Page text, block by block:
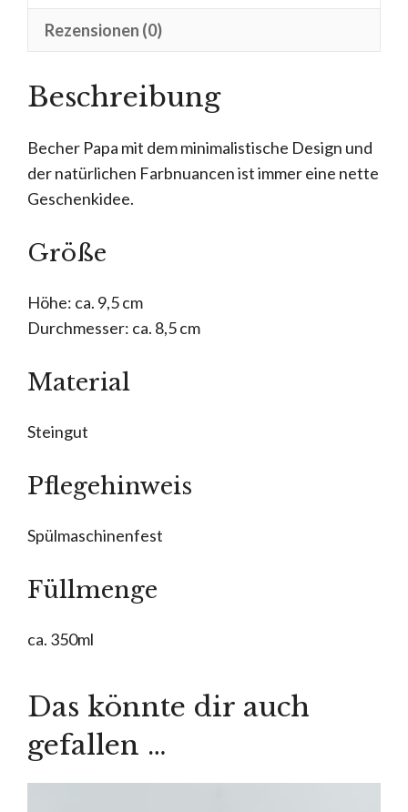
Rezensionen (0)
Beschreibung
Becher Papa mit dem minimalistische Design und
der natürlichen Farbnuancen ist immer eine nette
Geschenkidee.
Größe
Höhe: ca. 9,5 cm
Durchmesser: ca. 8,5 cm
Material
Steingut
Pflegehinweis
Spülmaschinenfest
Füllmenge
ca. 350ml
Das könnte dir auch
gefallen …